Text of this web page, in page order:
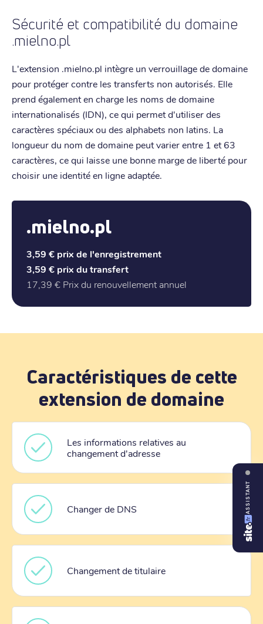
Sécurité et compatibilité du domaine
.mielno.pl
L'extension .mielno.pl intègre un verrouillage de domaine
pour protéger contre les transferts non autorisés. Elle
prend également en charge les noms de domaine
internationalisés (IDN), ce qui permet d'utiliser des
caractères spéciaux ou des alphabets non latins. La
longueur du nom de domaine peut varier entre 1 et 63
caractères, ce qui laisse une bonne marge de liberté pour
choisir une identité en ligne adaptée.
.mielno.pl
3,59 € prix de l'enregistrement
3,59 € prix du transfert
17,39 € Prix du renouvellement annuel
Caractéristiques de cette
extension de domaine
Les informations relatives au
changement d'adresse
Changer de DNS
Changement de titulaire
ASSISTANT